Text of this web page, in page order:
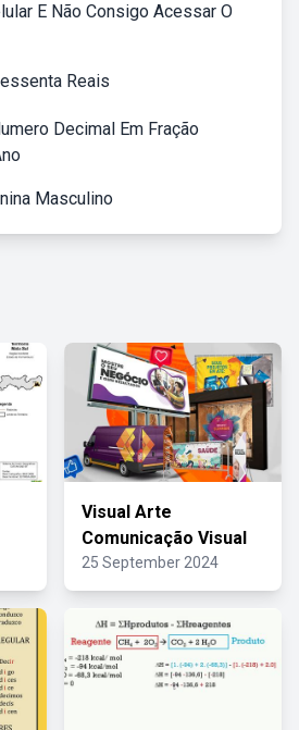
E Não Consigo Acessar O
Reais
Decimal Em Fração
Masculino
Visual Arte
Comunicação Visual
25 September 2024